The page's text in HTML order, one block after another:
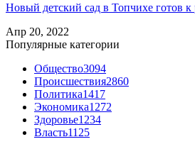
Новый детский сад в Топчихе готов к
Апр 20, 2022
Популярные категории
Общество3094
Происшествия2860
Политика1417
Экономика1272
Здоровье1234
Власть1125